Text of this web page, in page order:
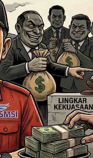
Menanti Penerus
Latemmamala
Di Politik | Juni 22, 2026